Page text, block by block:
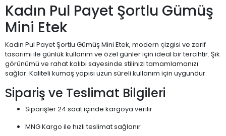
Kadın Pul Payet Şortlu Gümüş
Mini Etek
Kadın Pul Payet Şortlu Gümüş Mini Etek, modern çizgisi ve zarif
tasarımı ile günlük kullanım ve özel günler için ideal bir tercihtir. Şık
görünümü ve rahat kalıbı sayesinde stilinizi tamamlamanızı
sağlar. Kaliteli kumaş yapısı uzun süreli kullanım için uygundur.
Sipariş ve Teslimat Bilgileri
Siparişler 24 saat içinde kargoya verilir
MNG Kargo ile hızlı teslimat sağlanır